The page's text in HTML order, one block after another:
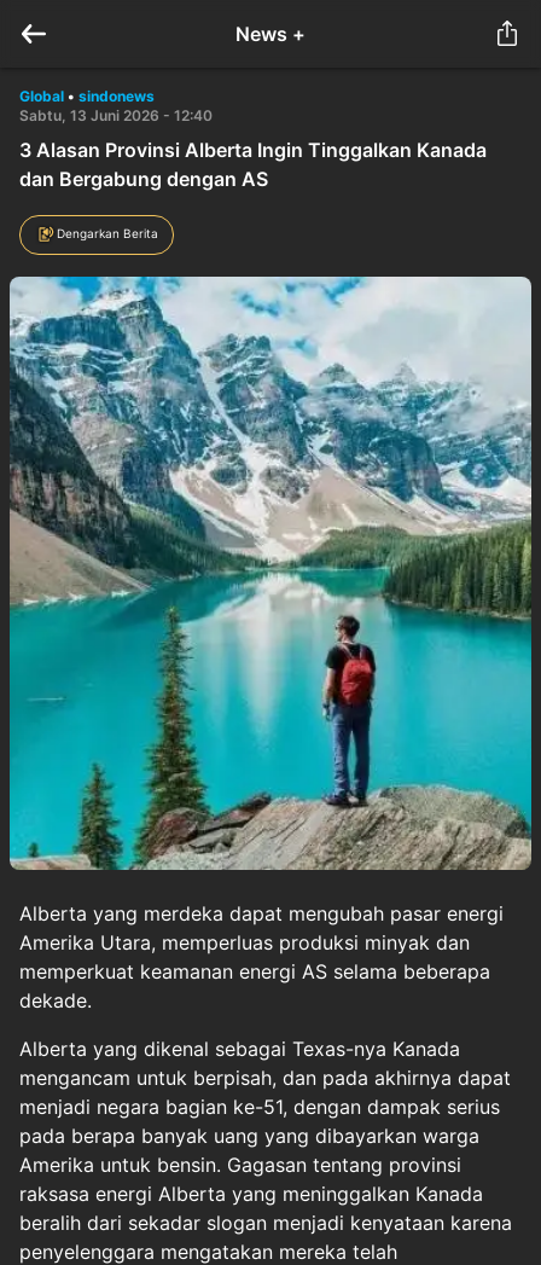
News +
Global • sindonews
Sabtu, 13 Juni 2026 - 12:40
3 Alasan Provinsi Alberta Ingin Tinggalkan Kanada
dan Bergabung dengan AS
Dengarkan Berita
Alberta yang merdeka dapat mengubah pasar energi
Amerika Utara, memperluas produksi minyak dan
memperkuat keamanan energi AS selama beberapa
dekade.
Alberta yang dikenal sebagai Texas-nya Kanada
mengancam untuk berpisah, dan pada akhirnya dapat
menjadi negara bagian ke-51, dengan dampak serius
pada berapa banyak uang yang dibayarkan warga
Amerika untuk bensin. Gagasan tentang provinsi
raksasa energi Alberta yang meninggalkan Kanada
beralih dari sekadar slogan menjadi kenyataan karena
penyelenggara mengatakan mereka telah